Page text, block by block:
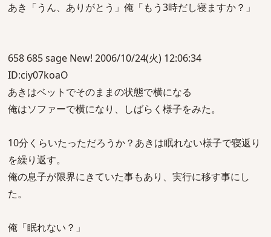
あき「うん、ありがとう」俺「もう3時だし寝ますか？」
658 685 sage New! 2006/10/24(火) 12:06:34
ID:ciy07koaO
あきはベットでそのままの状態で横になる
俺はソファーで横になり、しばらく様子をみた。
10分くらいたっただろうか？あきは眠れない様子で寝返り
を繰り返す。
俺の息子が限界にきていた事もあり、実行に移す事にし
た。
俺「眠れない？」